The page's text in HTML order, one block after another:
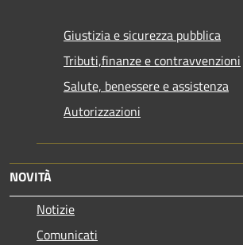
Giustizia e sicurezza pubblica
Tributi,finanze e contravvenzioni
Salute, benessere e assistenza
Autorizzazioni
NOVITÀ
Notizie
Comunicati